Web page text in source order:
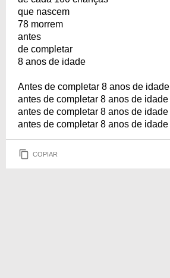
que nascem
78 morrem
antes
de completar
8 anos de idade
Antes de completar 8 anos de idade
antes de completar 8 anos de idade
antes de completar 8 anos de idade
antes de completar 8 anos de idade
COPIAR